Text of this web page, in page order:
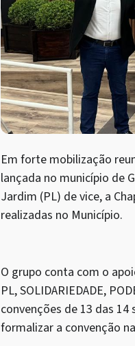
Em forte mobilização
lançada no município de
Jardim (PL) de vice, a
realizadas no Município.
O grupo conta com o
PL, SOLIDARIEDADE,
convenções de 13 das
formalizar a convenção